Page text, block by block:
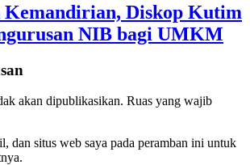
Kemandirian, Diskop Kutim
NIB bagi UMKM
akan dipublikasikan. Ruas yang wajib
dan situs web saya pada peramban ini untuk